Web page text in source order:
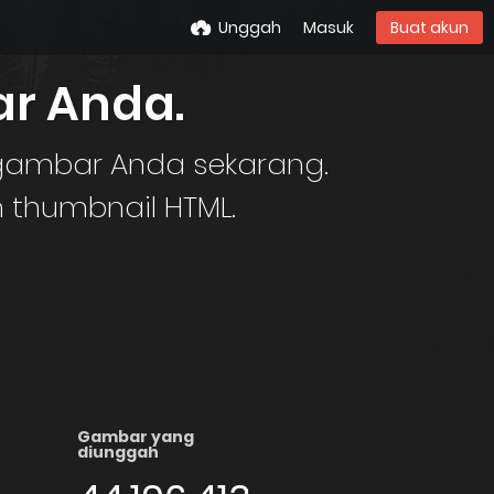
Unggah Masuk Buat akun
Anda.
Anda sekarang.
HTML.
Gambar yang
diunggah